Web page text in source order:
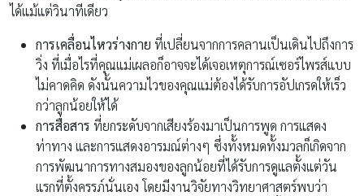
ได้แม้แต่วินาทีเดียว
การเคลื่อนไหวร่างกาย ที่เปลี่ยนจากการคลานเป็นเดินไปถึงการ
วิ่ง ที่เมื่อไรที่คุณแม่เผลอก็อาจจะได้เจอเหตุการณ์เซอร์ไพรส์แบบ
ไม่คาดคิด ดังนั้นความไวของคุณแม่ต้องได้รับการอัปเกรดให้เร็ว
กว่าลูกน้อยให้ได้
การสื่อสาร ที่ยกระดับจากเสียงร้องมาเป็นการพูด การแสดง
ท่าทาง และการแสดงอารมณ์ต่างๆ ซึ่งทั้งหมดทั้งมวลก็เกิดจาก
การพัฒนาการทางสมองของลูกน้อยที่ได้รับการดูแลตั้งแต่วัน
แรกที่ตั้งครรภ์นั่นเอง โดยมีงานวิจัยทางวิทยาศาสตร์พบว่า